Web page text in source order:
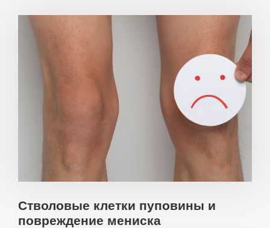
Стволовые клетки пуповины и
повреждение мениска